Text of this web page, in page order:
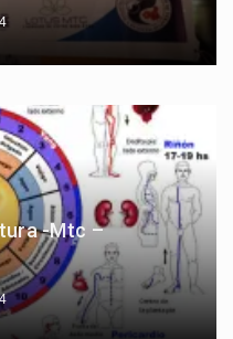
-Mtc –